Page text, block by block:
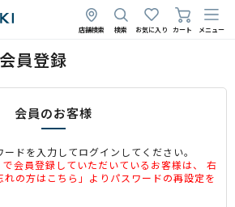
店舗検索 検索 お気に入り カート メニュー
員登録
会員のお客様
ドを入力してログインしてください。
会員登録していただいているお客様は、 右
の方はこちら」よりパスワードの再設定を